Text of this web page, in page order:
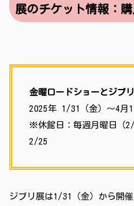
展のチケット情報：
金曜ロードショーとジブ
2025年 1/31（金）〜4月
※休館日：毎週月曜日（2/
2/25
ジブリ展は1/31（金）から開